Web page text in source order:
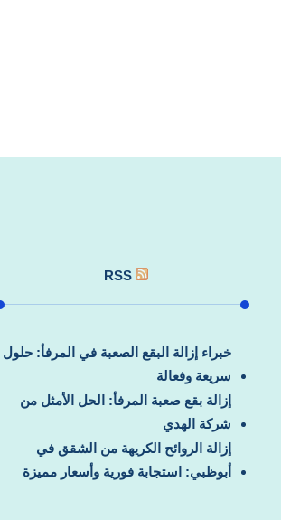
RSS
خبراء إزالة البقع الصعبة في المرفأ: حلول
سريعة وفعالة
إزالة بقع صعبة المرفأ: الحل الأمثل من
شركة الهدي
إزالة الروائح الكريهة من الشقق في
أبوظبي: استجابة فورية وأسعار مميزة